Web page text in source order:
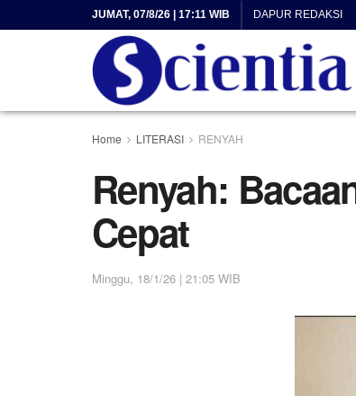
JUMAT, 07/8/26 | 17:11 WIB DAPUR REDAKSI
Home LITERASI RENYAH
Renyah:
Cepat
Minggu, 18/1/26 | 21:05 WIB